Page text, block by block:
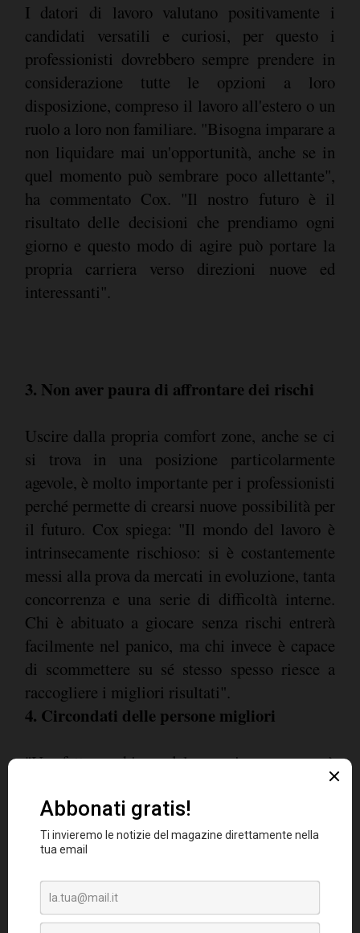
I datori di lavoro valutano positivamente i
candidati versatili e curiosi, per questo i
professionisti dovrebbero sempre prendere in
considerazione tutte le opzioni a loro
disposizione, compreso il lavoro all'estero o un
ruolo a loro non familiare. "Bisogna imparare a
non liquidare mai un'opportunità, anche se in
quel momento può sembrare poco allettante",
ha commentato Cox. "Il nostro futuro è il
risultato delle decisioni che prendiamo ogni
giorno e questo modo di agire può portare la
propria carriera verso direzioni nuove ed
interessanti".
3. Non aver paura di affrontare dei rischi
Uscire dalla propria comfort zone, anche se ci
si trova in una posizione particolarmente
agevole, è molto importante per i professionisti
perché permette di crearsi nuove possibilità per
il futuro. Cox spiega: "Il mondo del lavoro è
intrinsecamente rischioso: si è costantemente
messi alla prova da mercati in evoluzione, tanta
concorrenza e una serie di difficoltà interne.
Chi è abituato a giocare senza rischi entrerà
facilmente nel panico, ma chi invece è capace
di scommettere su sé stesso spesso riesce a
raccogliere i migliori risultati".
4. Circondati delle persone migliori
"Un fattore chiave del proprio successo è
costituito dalle persone che ci circondano.
Essere affiancati da una squadra in grado di
guardare al futuro e adattarsi ai cambiamenti
culturali è fondamentale in qualsiasi settore.
Tutte le volte che mi sono trovato a dover
scegliere il mio team - continua il CEO di
Hays -, ho valutato prima di tutto le personalità